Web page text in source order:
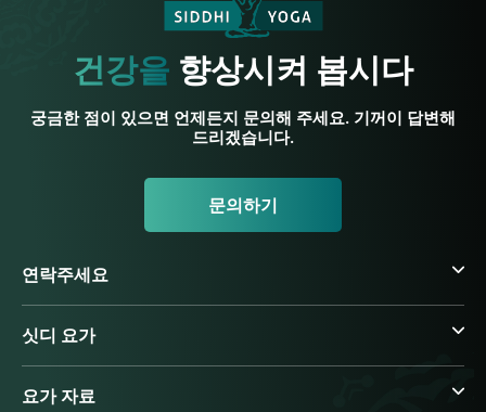
건강을 향상시켜 봅시다
궁금한 점이 있으면 언제든지 문의해 주세요. 기꺼이 답변해
드리겠습니다.
문의하기
연락주세요
싯디 요가
요가 자료